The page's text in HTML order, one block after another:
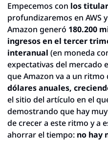
Empecemos con los
profundizaremos en AWS
Amazon generó 180.200
ingresos en el tercer
interanual (en moneda
expectativas del mercado
que Amazon va a un ritmo
dólares anuales,
el sitio del artículo en el
demostrando que hay
de crecer a este ritmo y a
ahorrar el tiempo: no hay